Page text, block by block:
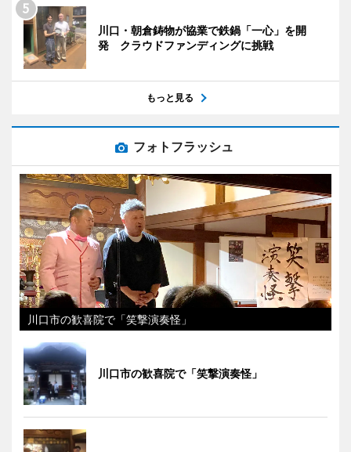
川口・朝倉鋳物が協業で鉄鍋「一心」を開
発 クラウドファンディングに挑戦
もっと見る
フォトフラッシュ
川口市の歓喜院で「笑撃演奏怪」
川口市の歓喜院で「笑撃演奏怪」